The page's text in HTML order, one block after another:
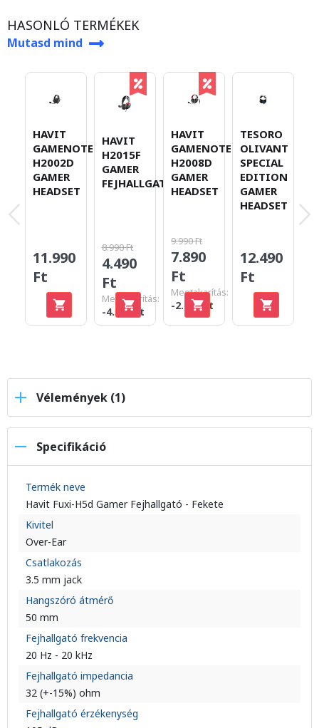
HASONLÓ TERMÉKEK
Mutasd mind
HAVIT
GAMENOTE
H2002D
GAMER
HEADSET
11.990
Ft
HAVIT
H2015F
GAMER
FEJHALLGATÓ
8.990 Ft
4.490
Ft
Megtakarítás:
-4.500 Ft
HAVIT
GAMENOTE
H2008D
GAMER
HEADSET
9.990 Ft
7.890
Ft
Megtakarítás:
-2.100 Ft
TESORO
OLIVANT
SPECIAL
EDITION
GAMER
HEADSET
12.490
Ft
Vélemények (1)
Specifikáció
Termék neve
Havit Fuxi-H5d Gamer Fejhallgató - Fekete
Kivitel
Over-Ear
Csatlakozás
3.5 mm jack
Hangszóró átmérő
50 mm
Fejhallgató frekvencia
20 Hz - 20 kHz
Fejhallgató impedancia
32 (+-15%) ohm
Fejhallgató érzékenység